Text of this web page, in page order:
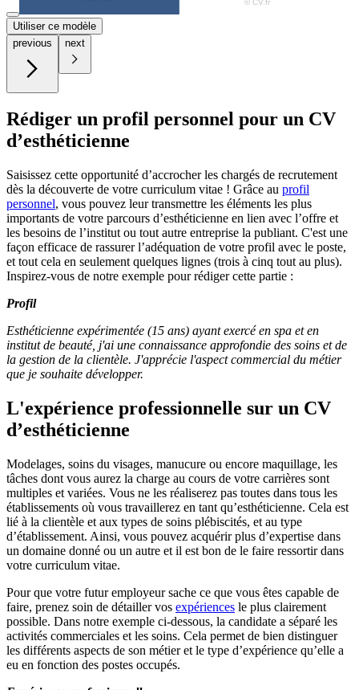
Utiliser ce modèle
previous
next
Rédiger un profil personnel pour un CV
d’esthéticienne
Saisissez cette opportunité d’accrocher les chargés de recrutement
dès la découverte de votre curriculum vitae ! Grâce au profil
personnel, vous pouvez leur transmettre les éléments les plus
importants de votre parcours d’esthéticienne en lien avec l’offre et
les besoins de l’institut ou tout autre entreprise la publiant. C'est une
façon efficace de rassurer l’adéquation de votre profil avec le poste,
et tout cela en seulement quelques lignes (trois à cinq tout au plus).
Inspirez-vous de notre exemple pour rédiger cette partie :
Profil
Esthéticienne expérimentée (15 ans) ayant exercé en spa et en
institut de beauté, j'ai une connaissance approfondie des soins et de
la gestion de la clientèle. J'apprécie l'aspect commercial du métier
que je souhaite développer.
L'expérience professionnelle sur un CV
d’esthéticienne
Modelages, soins du visages, manucure ou encore maquillage, les
tâches dont vous aurez la charge au cours de votre carrières sont
multiples et variées. Vous ne les réaliserez pas toutes dans tous les
établissements où vous travaillerez en tant qu’esthéticienne. Cela est
lié à la clientèle et aux types de soins plébiscités, et au type
d’établissement. Ainsi, vous pouvez acquérir plus d’expertise dans
un domaine donné ou un autre et il est bon de le faire ressortir dans
votre curriculum vitae.
Pour que votre futur employeur sache ce que vous êtes capable de
faire, prenez soin de détailler vos expériences le plus clairement
possible. Dans notre exemple ci-dessous, la candidate a séparé les
activités commerciales et les soins. Cela permet de bien distinguer
les différents aspects de son métier et le type d’expérience qu’elle a
eu en fonction des postes occupés.